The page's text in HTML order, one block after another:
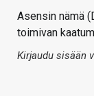
Asensin nämä
toimivan
Kirjaudu sisään